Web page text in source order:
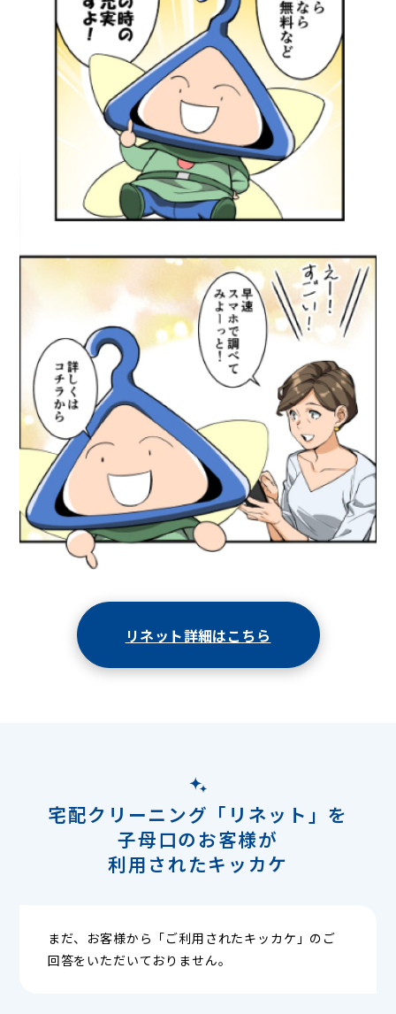
リネット詳細はこちら
宅配クリーニング「リネット」を
子母口のお客様が
利用されたキッカケ
まだ、お客様から「ご利用されたキッカケ」のご
回答をいただいておりません。